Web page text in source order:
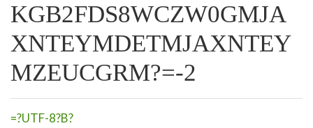
KGB2FDS8WCZW0GMJA
XNTEYMDETMJAXNTEY
MZEUCGRM?=-2
=?UTF-8?B?